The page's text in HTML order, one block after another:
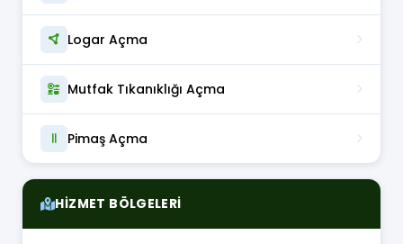
Logar Açma
Mutfak Tıkanıklığı Açma
Pimaş Açma
HIZMET BÖLGELERI